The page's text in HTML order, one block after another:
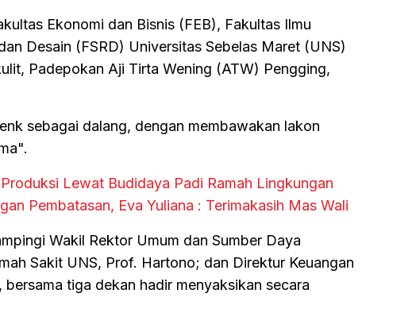
Ekonomi dan Bisnis (FEB), Fakultas Ilmu
Desain (FSRD) Universitas Sebelas Maret (UNS)
Padepokan Aji Tirta Wening (ATW) Pengging,
sebagai dalang, dengan membawakan lakon
Lewat Budidaya Padi Ramah Lingkungan
Pembatasan, Eva Yuliana : Terimakasih Mas Wali
Wakil Rektor Umum dan Sumber Daya
Sakit UNS, Prof. Hartono; dan Direktur Keuangan
tiga dekan hadir menyaksikan secara